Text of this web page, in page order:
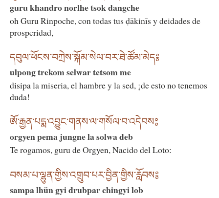
guru khandro norlhe tsok dangche
oh Guru Rinpoche, con todas tus ḍākinīs y deidades de
prosperidad,
དབུལ་ཕོངས་བཀྲེས་སྐོམ་སེལ་བར་ཐེ་ཚོམ་མེད༔
ulpong trekom selwar tetsom me
disipa la miseria, el hambre y la sed, ¡de esto no tenemos
duda!
ཨོ་རྒྱན་པདྨ་འབྱུང་གནས་ལ་གསོལ་བ་འདེབས༔
orgyen pema jungne la solwa deb
Te rogamos, guru de Orgyen, Nacido del Loto:
བསམ་པ་ལྷུན་གྱིས་འགྲུབ་པར་བྱིན་གྱིས་རློབས༔
sampa lhün gyi drubpar chingyi lob